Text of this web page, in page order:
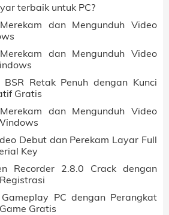
terbaik untuk PC?
dan Mengunduh Video
dan Mengunduh Video
Retak Penuh dengan Kunci
Gratis
dan Mengunduh Video
Debut dan Perekam Layar Full
Key
Recorder 2.8.0 Crack dengan
PC dengan Perangkat
Gratis